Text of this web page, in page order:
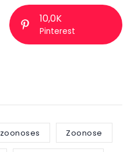
10,0K
Pinterest
zoonoses Zoonose